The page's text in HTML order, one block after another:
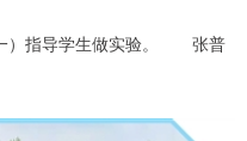
）指导学生做实验。 张普